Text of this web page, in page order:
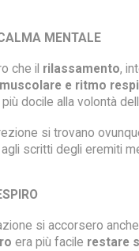
MENTALE
che il rilassamento,
e ritmo
docile alla volontà
si trovano
scritti degli eremiti
si accorsero
era più facile restare